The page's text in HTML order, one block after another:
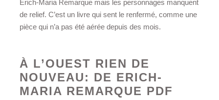
Erich-Maria Remarque mais les personnages manquent
de relief. C’est un livre qui sent le renfermé, comme une
pièce qui n’a pas été aérée depuis des mois.
À L’OUEST RIEN DE
NOUVEAU: DE ERICH-
MARIA REMARQUE PDF